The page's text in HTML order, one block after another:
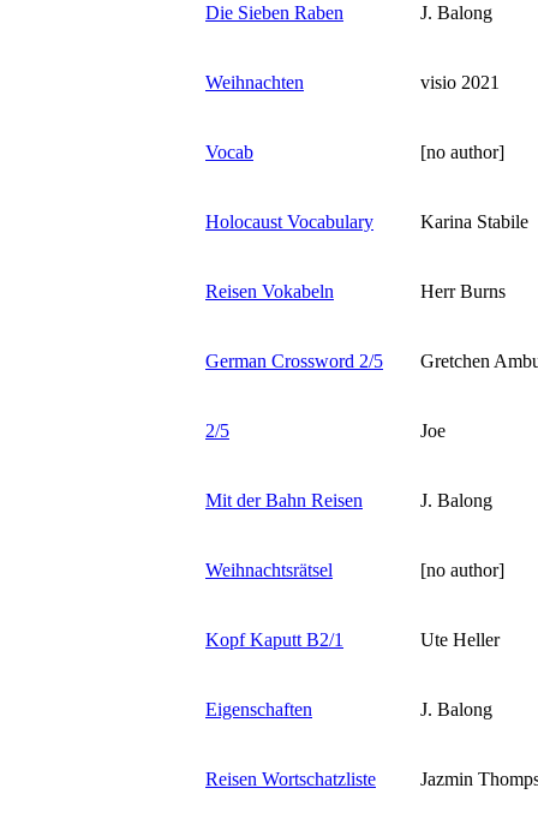
Die Sieben Raben J. Balong
Weihnachten visio 2021
Vocab [no author]
Holocaust Vocabulary Karina Stabile
Reisen Vokabeln Herr Burns
German Crossword 2/5 Gretchen
2/5 Joe
Mit der Bahn Reisen J. Balong
Weihnachtsrätsel [no author]
Kopf Kaputt B2/1 Ute Heller
Eigenschaften J. Balong
Reisen Wortschatzliste Jazmin